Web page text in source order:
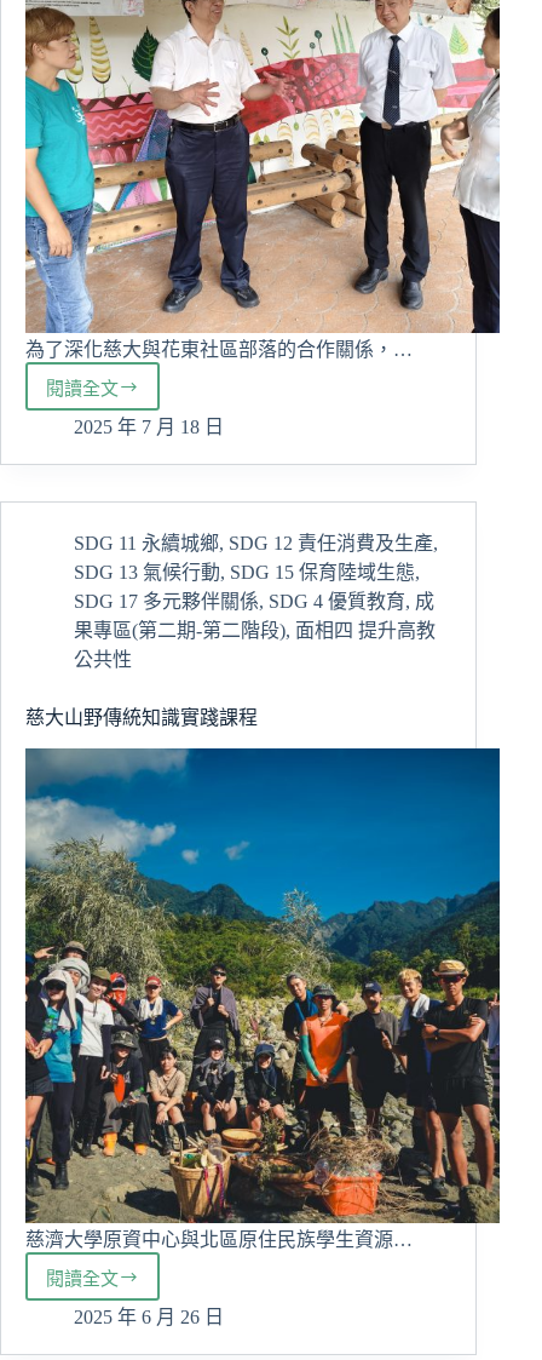
為了深化慈大與花東社區部落的合作關係，…
閱讀全文
與
在
新
融
慈
發
處
與
大
USR
團
隊
走
訪
玉
里
及
萬
榮
場
域
2025 年 7 月 18 日
SDG 11 永續城鄉, SDG 12 責任消費及生產,
SDG 13 氣候行動, SDG 15 保育陸域生態,
SDG 17 多元夥伴關係, SDG 4 優質教育, 成
果專區(第二期-第二階段), 面相四 提升高教
公共性
慈大山野傳統知識實踐課程
慈濟大學原資中心與北區原住民族學生資源…
閱讀全文
慈
大
2025 年 6 月 26 日